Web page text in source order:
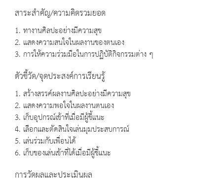
สาระสำคัญ/ความคิดรวมยอด
1. ทางานศิลปะอย่างมีความสุข
2. แสดงความสนใจในผลงานของตนเอง
3. การให้ความร่วมมือในการปฏิบัติกิจกรรมต่าง ๆ
ตัวชี้วัด/จุดประสงค์การเรียนรู้
1. สร้างสรรค์ผลงานศิลปะอย่างมีความสุข
2. แสดงความพอใจในผลงานตนเอง
3. เก็บอุปกรณ์เข้าที่เมื่อมีผู้ชี้แนะ
4. เลือกและตัดสินใจเล่นมุมประสบการณ์
5. เล่นร่วมกับเพื่อนได้
6. เก็บของเล่นเข้าที่ได้เมื่อมีผู้ชี้แนะ
การวัดผลและประเมินผล